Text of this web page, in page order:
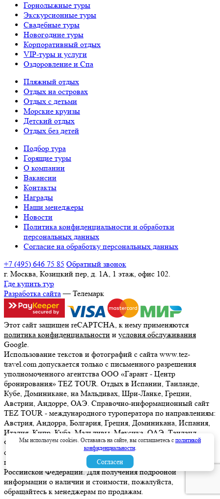
Горнолыжные туры
Экскурсионные туры
Свадебные туры
Новогодние туры
Корпоративный отдых
VIP-туры и услуги
Оздоровление и Спа
Пляжный отдых
Отдых на островах
Отдых с детьми
Морские круизы
Детский отдых
Отдых без детей
Подбор тура
Горящие туры
О компании
Вакансии
Контакты
Награды
Наши менеджеры
Новости
Политика конфиденциальности и обработки
персональных данных
Согласие на обработку персональных данных
+7 (495) 646 75 85 Обратный звонок
г. Москва, Козицкий пер, д. 1А, 1 этаж, офис 102.
Где купить тур
Разработка сайта— Телемарк
Этот сайт защищен reCAPTCHA, к нему применяются
политика конфиденциальности и условия обслуживания
Google.
Использование текстов и фотографий с сайта www.tez-
travel.com допускается только с письменного разрешения
уполномоченного агентства ООО «Гарант - Центр
бронирования» TEZ TOUR. Отдых в Испании, Таиланде,
Кубе, Доминикане, на Мальдивах, Шри-Ланке, Греции,
Австрии, Андорре, ОАЭ. Справочно-информационный сайт
TEZ TOUR - международного туроператора по направлениям:
Австрия, Андорра, Болгария, Греция, Доминикана, Испания,
Италия, Кипр, Куба, Мальдивы, Мексика, ОАЭ, Таиланд,
Франция, Шри-Ланка. Информация о ценах, указанная на
сайте, не является ни рекламой, ни офертой. определяемой
положениями Статьи 437 (2) Гражданского кодекса
Российской Федерации. Для получения подробной
информации о наличии и стоимости, пожалуйста,
обращайтесь к менеджерам по продажам.
Мы используем cookies. Оставаясь на сайте, вы соглашаетесь с политикой
конфиденциальности.
Согласен